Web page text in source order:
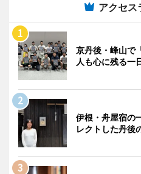
アクセス
京丹後・峰山で
人も心に残る一
伊根・舟屋宿の
レクトした丹後